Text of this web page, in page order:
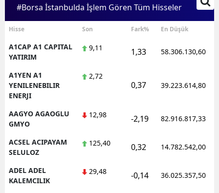
Çorum
Denizli
Elazığ
Erzurum
Eskişehir
#Borsa İstanbulda İşlem Gören Tüm Hisseler
Hisse Son Fark% En Düşük
A1CAP A1 CAPITAL
YATIRIM
9,11 1,33 58.306.130,60
A1YEN A1
YENILENEBILIR
ENERJI
2,72
0,37 39.223.614,80
AAGYO AGAOGLU
GMYO
12,98 -2,19 82.916.817,33
ACSEL ACIPAYAM
SELULOZ
125,40 0,32 14.782.542,00
ADEL ADEL
KALEMCILIK
29,48 -0,14 36.025.357,50